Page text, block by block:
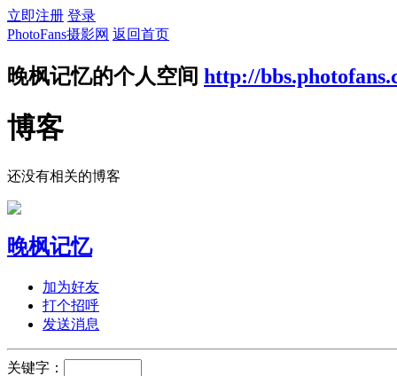
立即注册 登录
PhotoFans摄影网 返回首页
晚枫记忆的个人空间 http://
博客
还没有相关的博客
晚枫记忆
加为好友
打个招呼
发送消息
关键字：